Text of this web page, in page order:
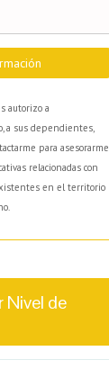
autorizo a
a sus dependientes,
para asesorarme
relacionadas con
en el territorio
Nivel de